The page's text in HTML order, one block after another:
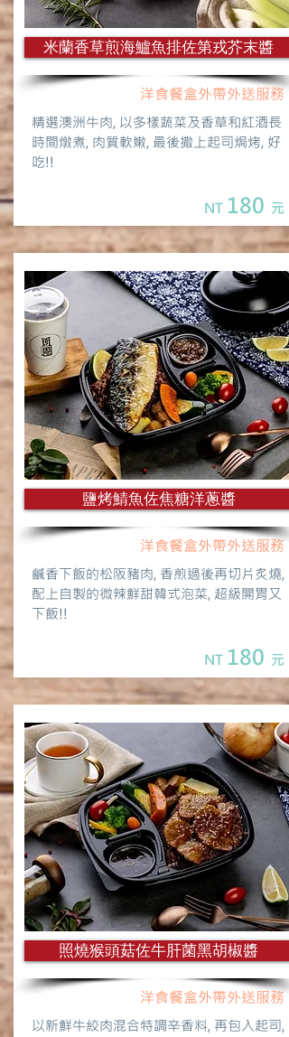
米蘭香草煎海鱸魚排佐第戎芥末醬
洋食餐盒外帶外送服務
精選澳洲牛肉, 以多樣蔬菜及香草和紅酒長
時間燉煮, 肉質軟嫩, 最後撒上起司焗烤, 好
吃!!
NT 180 元
鹽烤鯖魚佐焦糖洋蔥醬
洋食餐盒外帶外送服務
鹹香下飯的松阪豬肉, 香煎過後再切片炙燒,
配上自製的微辣鮮甜韓式泡菜, 超級開胃又
下飯!!
NT 180 元
照燒猴頭菇佐牛肝菌黑胡椒醬
洋食餐盒外帶外送服務
以新鮮牛絞肉混合特調辛香料, 再包入起司,